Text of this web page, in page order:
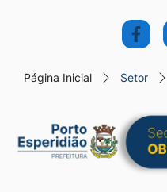
Página Inicial Setor